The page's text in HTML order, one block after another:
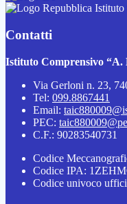
Istituto
Contatti
Istituto Comprensivo “A.
Via Gerloni n. 23,
Tel: 099.8867441
Email:
PEC:
C.F.: 90283540731
Codice
Codice IPA:
Codice univoco